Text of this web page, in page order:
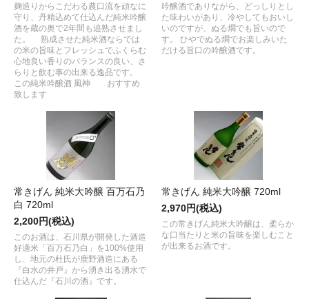
麹造りからこだわる農口流を頑なに
守り、丹精込めて仕込んだ純米吟醸
酒を蔵の奥で2年間も追熟させまし
た。 熟成させた純米酒ならでは
の米の旨味とフレッシュでふくらむ
心地良い香りのバランスの良い、さ
らりと飲む事の出来る逸品です。
この純米吟醸酒 風神 おすすめ
致します
吟醸酒でありながら、どっしりとし
た味わいがあり、冷やしてもおいし
いのですが、ぬる燗でも旨いので
す。 ひやでぬる燗でお楽しみいた
だける旨口の吟醸酒です。
常きげん 純米大吟醸 百万石乃
白 720ml
2,200円(税込)
このお酒は、石川県が開発した酒造
好適米「百万石乃白」を100%使用
し、地元の杜氏が鹿野酒造にある
『白水の井戸』から湧き出る湧水で
仕込んだ『石川の酒』です。
常きげん 純米大吟醸 720ml
2,970円(税込)
この常きげん純米大吟醸は、柔らか
な口当たりと米の旨味を楽しむこと
が出来るお酒です。